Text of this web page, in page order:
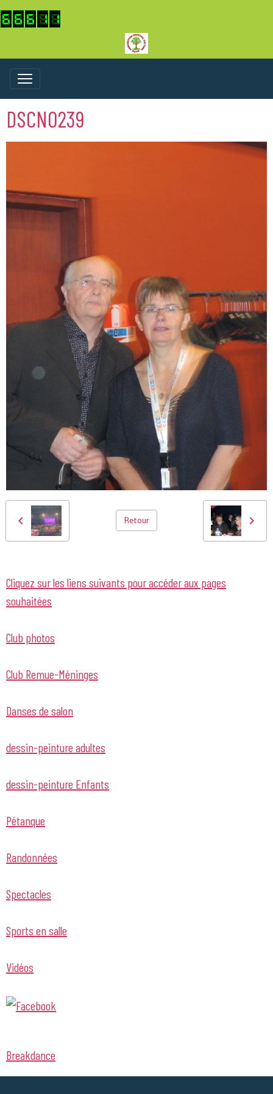
DSCN0239
Retour
Cliquez sur les liens suivants pour accéder aux pages
souhaitées
Club photos
Club Remue-Méninges
Danses de salon
dessin-peinture adultes
dessin-peinture Enfants
Pétanque
Randonnées
Spectacles
Sports en salle
Vidéos
Breakdance